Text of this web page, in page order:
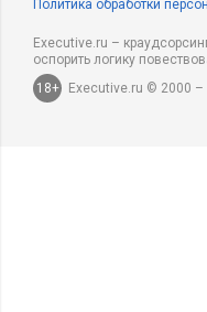
Политика обработки
Executive.ru –
оспорить логику
18+
Executive.ru © 2000 –